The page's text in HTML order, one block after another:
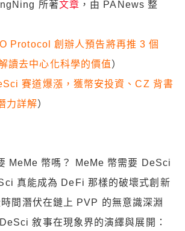
所著文章 ，由 PANews 整
Protocol 創辦人預告將再推 3 個
讀去中心化科學的價值）
賽道爆漲，獲幣安投資、CZ 背書
力詳解）
MeMe 幣嗎？ MeMe 幣需要 DeSci
真能成為 DeFi 那樣的破壞式創新
間潛伏在鏈上 PVP 的無意識深淵
敘事在現象界的演繹與展開：